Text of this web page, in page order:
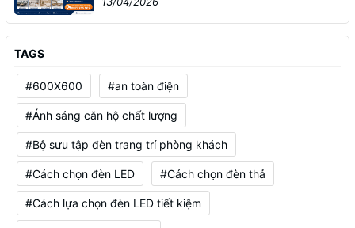
TAGS
#600X600 #an toàn điện
#Ánh sáng căn hộ chất lượng
#Bộ sưu tập đèn trang trí phòng khách
#Cách chọn đèn LED #Cách chọn đèn thả
#Cách lựa chọn đèn LED tiết kiệm